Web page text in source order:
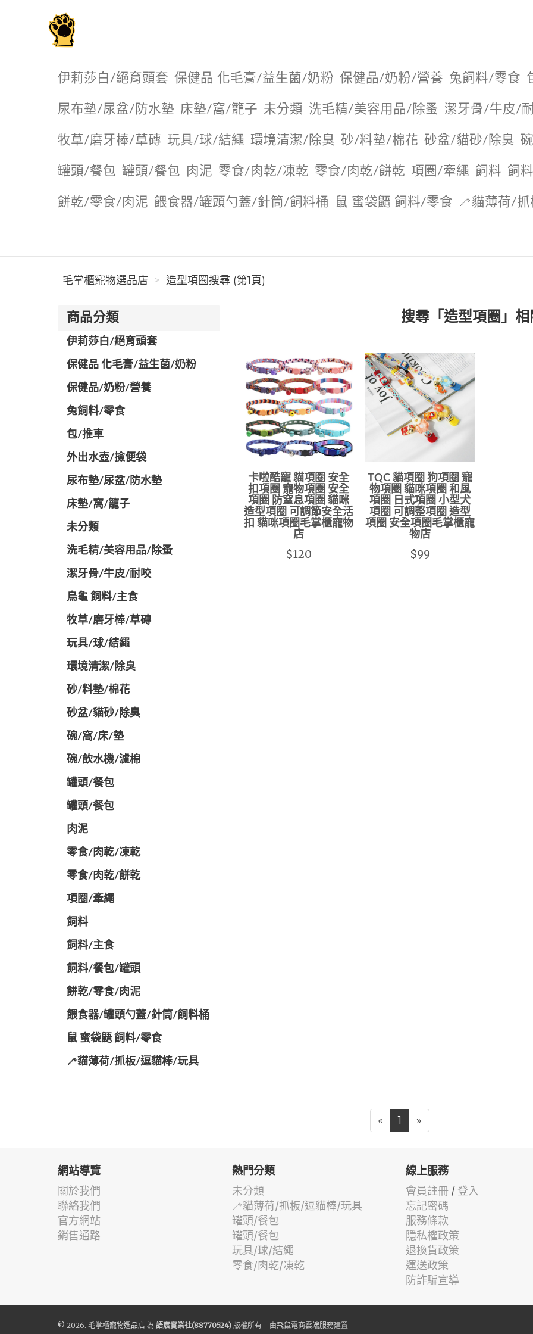
伊莉莎白/絕育頭套 保健品 化毛膏/益生菌/奶粉 保健品/奶粉/營養 兔飼料/零食
尿布墊/尿盆/防水墊 ️床墊/窩/籠子 未分類 洗毛精/美容用品/除蚤 潔牙骨/牛皮/
牧草/磨牙棒/草磚 玩具/球/結繩 環境清潔/除臭 砂/料墊/棉花 砂盆/貓砂/除臭
罐頭/餐包 罐頭/餐包 肉泥 零食/肉乾/凍乾 零食/肉乾/餅乾 項圈/牽繩 飼料 飼
餅乾/零食/肉泥 餵食器/罐頭勺蓋/針筒/飼料桶 鼠 蜜袋鼯 飼料/零食 🦯貓薄荷/
毛掌櫃寵物選品店 造型項圈搜尋 (第1頁)
商品分類
伊莉莎白/絕育頭套
保健品 化毛膏/益生菌/奶粉
保健品/奶粉/營養
兔飼料/零食
包/推車
外出水壺/撿便袋
尿布墊/尿盆/防水墊
️床墊/窩/籠子
未分類
洗毛精/美容用品/除蚤
潔牙骨/牛皮/耐咬
烏龜 飼料/主食
牧草/磨牙棒/草磚
玩具/球/結繩
環境清潔/除臭
砂/料墊/棉花
砂盆/貓砂/除臭
碗/窩/床/墊
碗/飲水機/濾棉
罐頭/餐包
罐頭/餐包
肉泥
零食/肉乾/凍乾
零食/肉乾/餅乾
項圈/牽繩
飼料
飼料/主食
飼料/餐包/罐頭
餅乾/零食/肉泥
餵食器/罐頭勺蓋/針筒/飼料桶
鼠 蜜袋鼯 飼料/零食
🦯貓薄荷/抓板/逗貓棒/玩具
搜尋「造型項圈」
卡啦酷寵 貓項圈 安全
扣項圈 寵物項圈 安全
項圈 防窒息項圈 貓咪
造型項圈 可調節安全活
扣 貓咪項圈毛掌櫃寵物
店
$120
TQC 貓項圈 狗項圈 寵
物項圈 貓咪項圈 和風
項圈 日式項圈 小型犬
項圈 可調整項圈 造型
項圈 安全項圈毛掌櫃寵
物店
$99
« 1 »
網站導覽
關於我們
聯絡我們
官方網站
銷售通路
熱門分類
未分類
🦯貓薄荷/抓板/逗貓棒/玩具
罐頭/餐包
罐頭/餐包
玩具/球/結繩
零食/肉乾/凍乾
線上服務
會員註冊 / 登入
忘記密碼
服務條款
隱私權政策
退換貨政策
運送政策
防詐騙宣導
© 2026. 毛掌櫃寵物選品店 為 語宸實業社(88770524) 版權所有 - 由飛鼠電商雲端服務建置